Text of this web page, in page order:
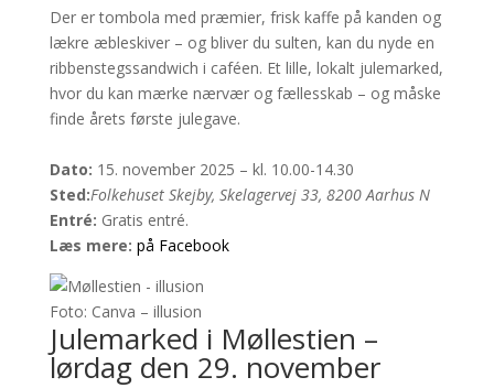
Der er tombola med præmier, frisk kaffe på kanden og
lækre æbleskiver – og bliver du sulten, kan du nyde en
ribbenstegssandwich i caféen. Et lille, lokalt julemarked,
hvor du kan mærke nærvær og fællesskab – og måske
finde årets første julegave.
Dato: 15. november 2025 – kl. 10.00-14.30
Sted:Folkehuset Skejby, Skelagervej 33, 8200 Aarhus N
Entré: Gratis entré.
Læs mere: på Facebook
Foto: Canva – illusion
Julemarked i Møllestien –
lørdag den 29. november